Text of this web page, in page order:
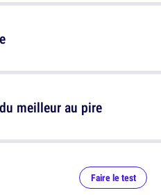
meilleur au pire
Faire le test